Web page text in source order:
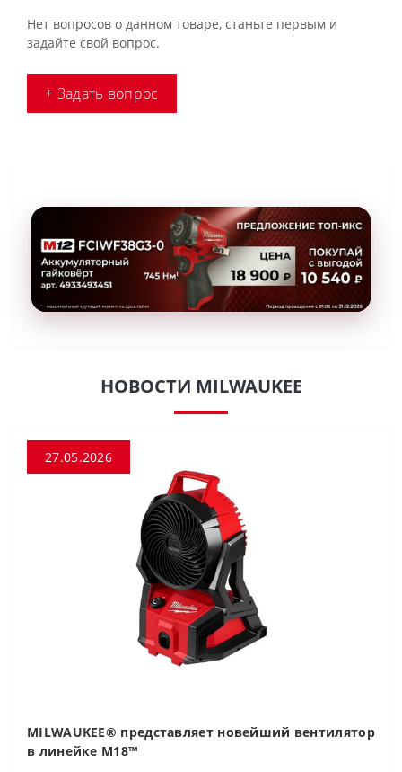
Нет вопросов о данном товаре, станьте первым и
задайте свой вопрос.
+ Задать вопрос
НОВОСТИ MILWAUKEE
27.05.2026
MILWAUKEE® представляет новейший вентилятор
в линейке M18™